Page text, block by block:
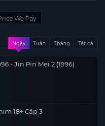
We Pay
Ngày Tuần Tháng Tất cả
- Jin Pin Mei 2 (1996)
18+ Cấp 3